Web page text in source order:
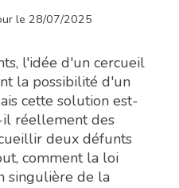
le 28/07/2025
l'idée d'un cercueil
la possibilité d'un
cette solution est-
réellement des
deux défunts
comment la loi
singulière de la